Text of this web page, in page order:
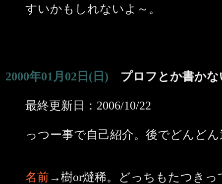
すいかもしれないよ～。
2000年01月02日(日) プロフとか書か
最終更新日：2006/10/22
っつー事で自己紹介。後でどんど
名前 →樹or燵稀。どっちもたつきっ